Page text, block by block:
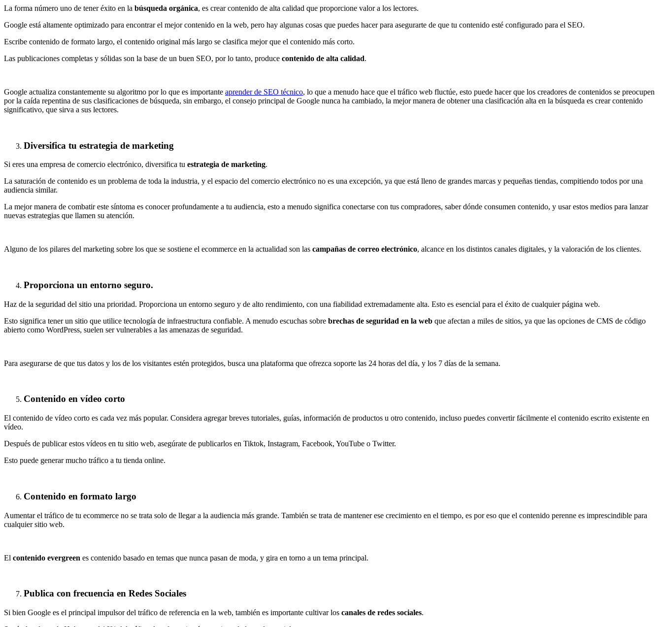
La forma número uno de tener éxito en la búsqueda orgánica, es crear contenido de alta calidad que proporcione valor a los lectores.
Google está altamente optimizado para encontrar el mejor contenido en la web, pero hay algunas cosas que puedes hacer para asegurarte de que tu contenido esté configurado para el SEO.
Escribe contenido de formato largo, el contenido original más largo se clasifica mejor que el contenido más corto.
Las publicaciones completas y sólidas son la base de un buen SEO, por lo tanto, produce contenido de alta calidad.
Google actualiza constantemente su algoritmo por lo que es importante aprender de SEO técnico, lo que a menudo hace que el tráfico web fluctúe, esto puede hacer que los creadores de contenidos se preocupen
por la caída repentina de sus clasificaciones de búsqueda, sin embargo, el consejo principal de Google nunca ha cambiado, la mejor manera de obtener una clasificación alta en la búsqueda es crear contenido
significativo, que sirva a sus lectores.
Diversifica tu estrategia de marketing
Si eres una empresa de comercio electrónico, diversifica tu estrategia de marketing.
La saturación de contenido es un problema de toda la industria, y el espacio del comercio electrónico no es una excepción, ya que está lleno de grandes marcas y pequeñas tiendas, compitiendo todos por una
audiencia similar.
La mejor manera de combatir este síntoma es conocer profundamente a tu audiencia, esto a menudo significa conectarse con tus compradores, saber dónde consumen contenido, y usar estos medios para lanzar
nuevas estrategias que llamen su atención.
Alguno de los pilares del marketing sobre los que se sostiene el ecommerce en la actualidad son las campañas de correo electrónico, alcance en los distintos canales digitales, y la valoración de los clientes.
Proporciona un entorno seguro.
Haz de la seguridad del sitio una prioridad. Proporciona un entorno seguro y de alto rendimiento, con una fiabilidad extremadamente alta. Esto es esencial para el éxito de cualquier página web.
Esto significa tener un sitio que utilice tecnología de infraestructura confiable. A menudo escuchas sobre brechas de seguridad en la web que afectan a miles de sitios, ya que las opciones de CMS de código
abierto como WordPress, suelen ser vulnerables a las amenazas de seguridad.
Para asegurarse de que tus datos y los de los visitantes estén protegidos, busca una plataforma que ofrezca soporte las 24 horas del día, y los 7 días de la semana.
Contenido en vídeo corto
El contenido de vídeo corto es cada vez más popular. Considera agregar breves tutoriales, guías, información de productos u otro contenido, incluso puedes convertir fácilmente el contenido escrito existente en
vídeo.
Después de publicar estos vídeos en tu sitio web, asegúrate de publicarlos en Tiktok, Instagram, Facebook, YouTube o Twitter.
Esto puede generar mucho tráfico a tu tienda online.
Contenido en formato largo
Aumentar el tráfico de tu ecommerce no se trata solo de llegar a la audiencia más grande. También se trata de mantener ese crecimiento en el tiempo, es por eso que el contenido perenne es imprescindible para
cualquier sitio web.
El contenido evergreen es contenido basado en temas que nunca pasan de moda, y gira en torno a un tema principal.
Publica con frecuencia en Redes Sociales
Si bien Google es el principal impulsor del tráfico de referencia en la web, también es importante cultivar los canales de redes sociales.